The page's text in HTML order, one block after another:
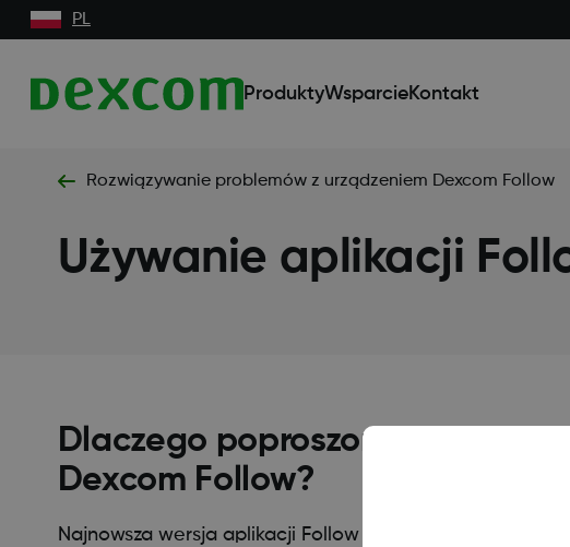
PL
ProduktyWsparcieKontakt
Rozwiązywanie problemów z urządzeniem Dexcom Follow
Używanie aplikacji
Dlaczego poproszono mnie o
Dexcom Follow?
Najnowsza wersja aplikacji Follow zawiera ważne